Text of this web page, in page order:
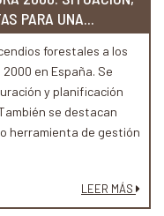
PARA UNA...
forestales a los
en España. Se
y planificación
se destacan
herramienta de gestión
LEER MÁS